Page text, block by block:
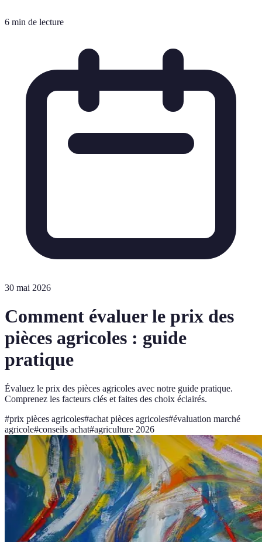
6 min de lecture
30 mai 2026
Comment évaluer le prix des
pièces agricoles : guide
pratique
Évaluez le prix des pièces agricoles avec notre guide pratique.
Comprenez les facteurs clés et faites des choix éclairés.
#prix pièces agricoles#achat pièces agricoles#évaluation marché
agricole#conseils achat#agriculture 2026